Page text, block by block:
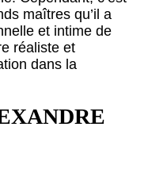
maîtres qu’il a
et intime de
réaliste et
dans la